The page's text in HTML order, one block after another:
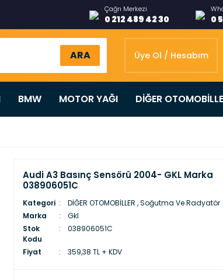
Çağrı Merkezi
0 212 489 42 30 0
ARA Üye Ol / Hesabım
BMW MOTOR YAĞI DİĞER
Audi A3 Basınç Sensörü 2004- GKL Marka
038906051C
Kategori DİĞER OTOMOBİLLER ,Soğutma Ve Radyatör
Marka
Gkl
Stok
Kodu
038906051C
Fiyat 359,38 TL + KDV